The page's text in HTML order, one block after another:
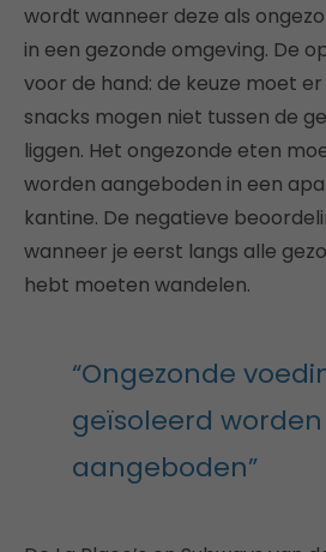
wordt wanneer deze als
in een gezonde omgeving. De
voor de hand: de keuze moet
snacks mogen niet tussen de
liggen. Het ongezonde eten
worden aangeboden in een
kantine. De negatieve
wanneer je eerst langs alle
hebt moeten wandelen.
“Ongezonde
geïsoleerd worden
aangeboden”